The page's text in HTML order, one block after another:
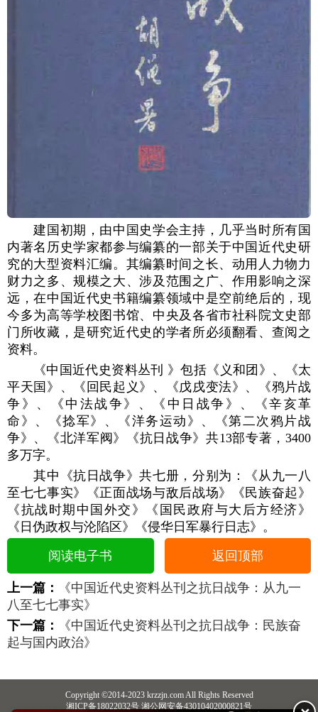
建国初期，由中国史学会主持，几乎当时所有国
内著名历史学家都参与编纂的一部关于中国近代史研
究的大型资料汇编。其编纂时间之长、动用人力物力
财力之多、规模之大、涉及范围之广、作用影响之深
远，在中国近代史书籍编纂领域中是空前绝后的，现
今多为高等学校图书馆、中央及各省市社科院文史部
门所收藏，是研究近代史的学者所必须翻看、查阅之
资料。
《中国近代史资料丛刊 》包括《义和团》、《太
平天国》、《回民起义》、《戊戌变法》、《鸦片战
争》、《中法战争》、《中日战争》、《辛亥革
命》、《捻军》、《洋务运动》、《第二次鸦片战
争》、《北洋军阀》《抗日战争》共13部专著，3400
多万字。
其中《抗日战争》共七册，分别为：《从九一八
至七七事实》《正面战场与敌后战场》《民族奋起》
《抗战时期中国外交》《国民政府与大后方经济》
《日伪政权与沦陷区》《侵华日军暴行日志》。
阅读电子书 返回顶部
上一篇：
《中国近代史资料丛刊之抗日战争：从九一
八至七七事实》
下一篇：
《中国近代史资料丛刊之抗日战争：民族奋
起与国内政治》
Copyright ©2014-2023 krzzjn.com All Rights Reserved
湘ICP备18022032号 湘公网安备43010402000821号